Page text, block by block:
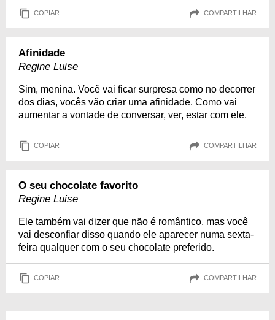
COPIAR COMPARTILHAR
Afinidade
Regine Luise
Sim, menina. Você vai ficar surpresa como no decorrer
dos dias, vocês vão criar uma afinidade. Como vai
aumentar a vontade de conversar, ver, estar com ele.
COPIAR COMPARTILHAR
O seu chocolate favorito
Regine Luise
Ele também vai dizer que não é romântico, mas você
vai desconfiar disso quando ele aparecer numa sexta-
feira qualquer com o seu chocolate preferido.
COPIAR COMPARTILHAR